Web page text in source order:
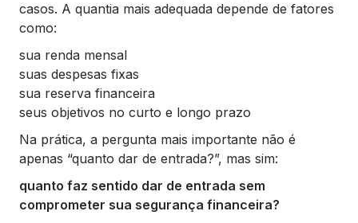
casos. A quantia mais adequada depende de fatores
como:
sua renda mensal
suas despesas fixas
sua reserva financeira
seus objetivos no curto e longo prazo
Na prática, a pergunta mais importante não é
apenas “quanto dar de entrada?”, mas sim:
quanto faz sentido dar de entrada sem
comprometer sua segurança financeira?